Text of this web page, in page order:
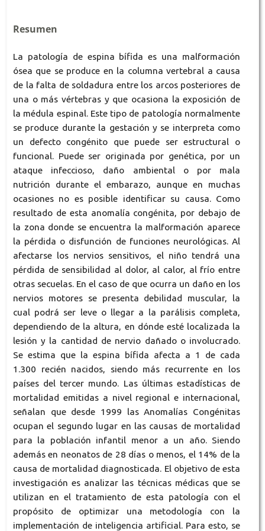
Resumen
La patología de espina bífida es una malformación
ósea que se produce en la columna vertebral a causa
de la falta de soldadura entre los arcos posteriores de
una o más vértebras y que ocasiona la exposición de
la médula espinal. Este tipo de patología normalmente
se produce durante la gestación y se interpreta como
un defecto congénito que puede ser estructural o
funcional. Puede ser originada por genética, por un
ataque infeccioso, daño ambiental o por mala
nutrición durante el embarazo, aunque en muchas
ocasiones no es posible identificar su causa. Como
resultado de esta anomalía congénita, por debajo de
la zona donde se encuentra la malformación aparece
la pérdida o disfunción de funciones neurológicas. Al
afectarse los nervios sensitivos, el niño tendrá una
pérdida de sensibilidad al dolor, al calor, al frío entre
otras secuelas. En el caso de que ocurra un daño en los
nervios motores se presenta debilidad muscular, la
cual podrá ser leve o llegar a la parálisis completa,
dependiendo de la altura, en dónde esté localizada la
lesión y la cantidad de nervio dañado o involucrado.
Se estima que la espina bífida afecta a 1 de cada
1.300 recién nacidos, siendo más recurrente en los
países del tercer mundo. Las últimas estadísticas de
mortalidad emitidas a nivel regional e internacional,
señalan que desde 1999 las Anomalías Congénitas
ocupan el segundo lugar en las causas de mortalidad
para la población infantil menor a un año. Siendo
además en neonatos de 28 días o menos, el 14% de la
causa de mortalidad diagnosticada. El objetivo de esta
investigación es analizar las técnicas médicas que se
utilizan en el tratamiento de esta patología con el
propósito de optimizar una metodología con la
implementación de inteligencia artificial. Para esto, se